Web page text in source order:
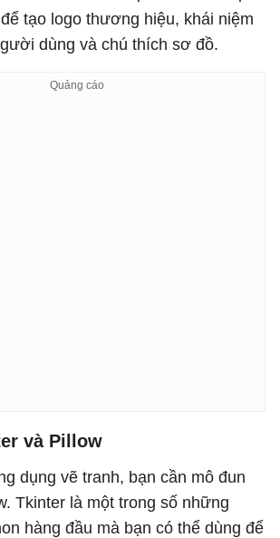
tạo logo thương hiệu, khái niệm
dùng và chú thích sơ đồ.
và Pillow
dụng vẽ tranh, bạn cần mô đun
Tkinter là một trong số những
hàng đầu mà bạn có thể dùng để